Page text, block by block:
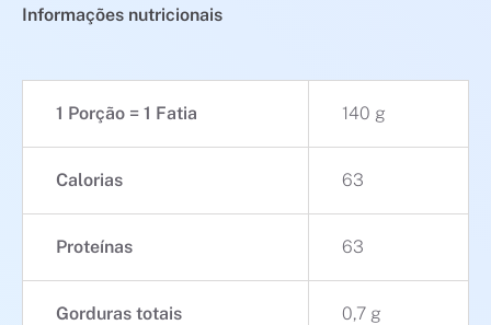
Informações nutricionais
1 Porção = 1 Fatia 140 g
Calorias 63
Proteínas 63
Gorduras totais 0,7 g